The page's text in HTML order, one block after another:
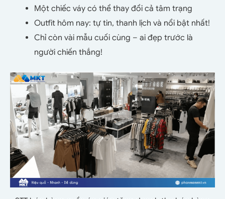
Một chiếc váy có thể thay đổi cả tâm trạng
Outfit hôm nay: tự tin, thanh lịch và nổi bật nhất!
Chỉ còn vài mẫu cuối cùng – ai đẹp trước là
người chiến thắng!